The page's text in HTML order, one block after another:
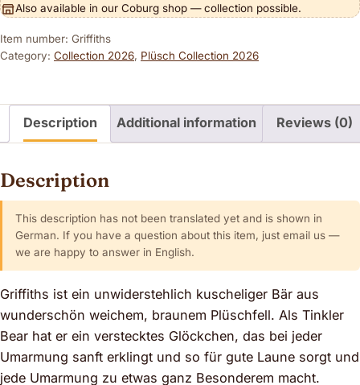
Also available in our Coburg shop — collection possible.
Item number: Griffiths
Category: Collection 2026, Plüsch Collection 2026
Description Additional information Reviews (0)
Description
This description has not been translated yet and is shown in
German. If you have a question about this item, just email us —
we are happy to answer in English.
Griffiths ist ein unwiderstehlich kuscheliger Bär aus
wunderschön weichem, braunem Plüschfell. Als Tinkler
Bear hat er ein verstecktes Glöckchen, das bei jeder
Umarmung sanft erklingt und so für gute Laune sorgt und
jede Umarmung zu etwas ganz Besonderem macht.